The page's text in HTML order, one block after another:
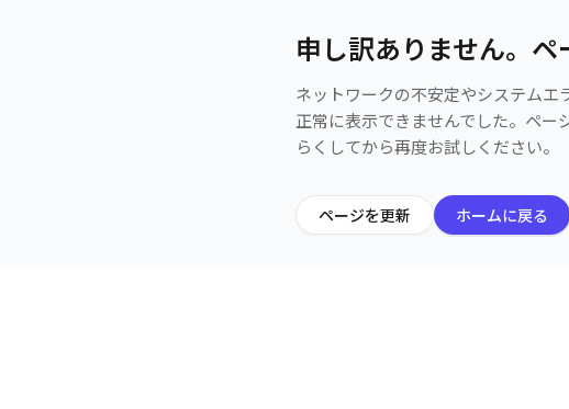
申し訳ありません。
ネットワークの不安定やシステムエ
正常に表示できませんでした。ペー
らくしてから再度お試しください。
ページを更新 ホームに戻る